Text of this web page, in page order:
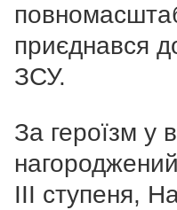
приєднався
ЗСУ.
За героїзм у
III ступеня,